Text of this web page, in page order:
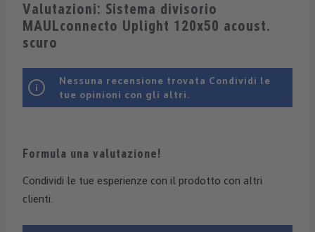
Valutazioni: Sistema divisorio
MAULconnecto Uplight 120x50 acoust.
scuro
Formula una valutazione!
Condividi le tue esperienze con il prodotto con altri
clienti.
Nessuna recensione trovata Condividi le
tue opinioni con gli altri.